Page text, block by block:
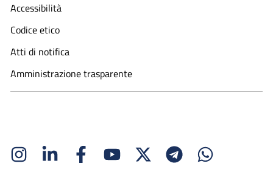
Accessibilità
Codice etico
Atti di notifica
Amministrazione trasparente